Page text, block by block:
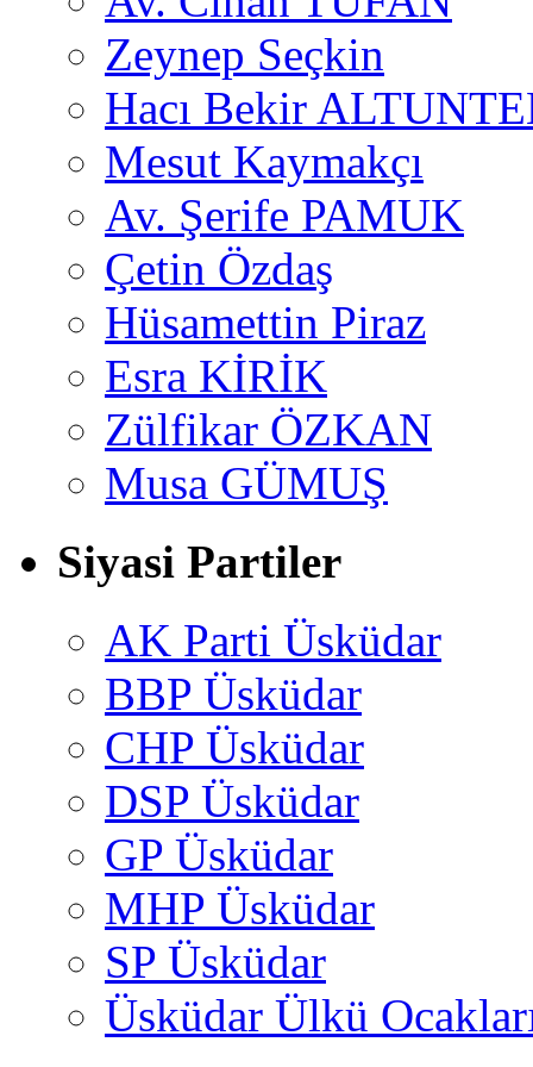
Zeynep Seçkin
Hacı Bekir
Mesut Kaymakçı
Av. Şerife PAMUK
Çetin Özdaş
Hüsamettin Piraz
Esra KİRİK
Zülfikar ÖZKAN
Musa GÜMUŞ
Siyasi Partiler
AK Parti Üsküdar
BBP Üsküdar
CHP Üsküdar
DSP Üsküdar
GP Üsküdar
MHP Üsküdar
SP Üsküdar
Üsküdar Ülkü